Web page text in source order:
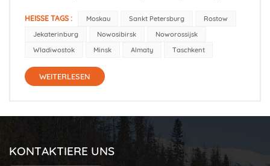
Städten in China nach Russland, Weißrussland und
Zentralasien im Juni bekannt zu geben. Diese
bemerkenswerte Leistung unterstreic...
HEISSE TAGS : Moskau Sankt Petersburg
Rostow
Jekaterinburg
Nowosibirsk
Noworossijsk
Wladiwostok
Minsk Almaty Taschkent
WEITERLESEN
KONTAKTIERE UNS